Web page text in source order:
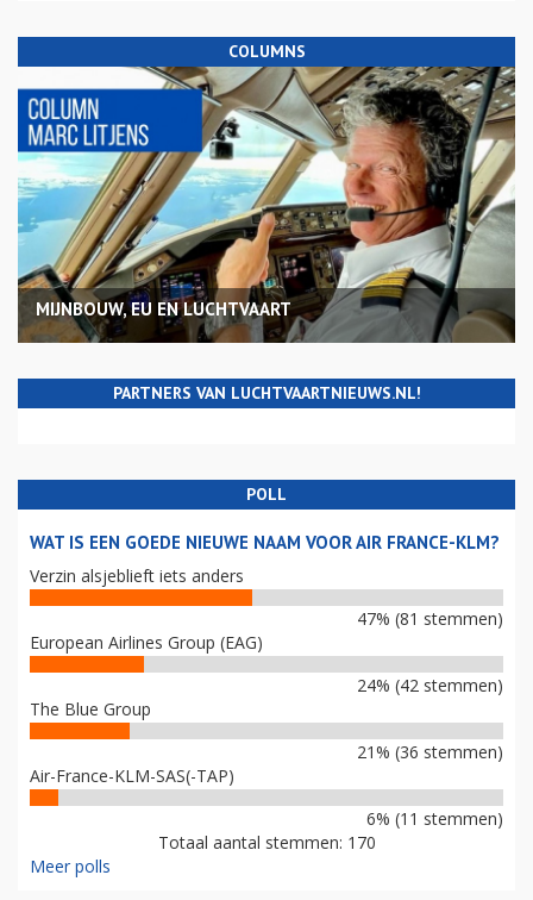
COLUMNS
MIJNBOUW, EU EN LUCHTVAART
PARTNERS VAN LUCHTVAARTNIEUWS.NL!
POLL
WAT IS EEN GOEDE NIEUWE NAAM VOOR AIR FRANCE-KLM?
Verzin alsjeblieft iets anders
47% (81 stemmen)
European Airlines Group (EAG)
24% (42 stemmen)
The Blue Group
21% (36 stemmen)
Air-France-KLM-SAS(-TAP)
6% (11 stemmen)
Totaal aantal stemmen: 170
Meer polls